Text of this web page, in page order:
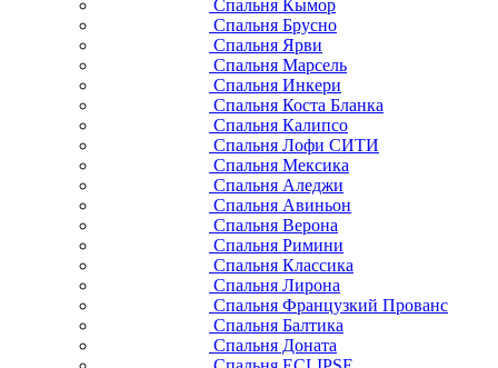
Спальня Кымор
Спальня Брусно
Спальня Ярви
Спальня Марсель
Спальня Инкери
Спальня Коста Бланка
Спальня Калипсо
Спальня Лофи СИТИ
Спальня Мексика
Спальня Аледжи
Спальня Авиньон
Спальня Верона
Спальня Римини
Спальня Классика
Спальня Лирона
Спальня Французкий Прованс
Спальня Балтика
Спальня Доната